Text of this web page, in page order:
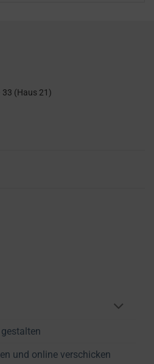
33 (Haus 21)
und online verschicken